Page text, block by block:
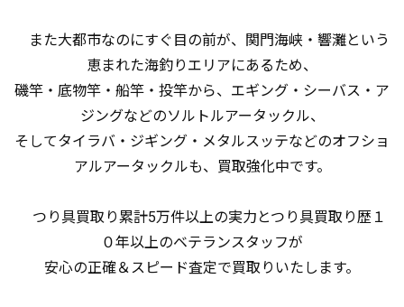
また大都市なのにすぐ目の前が、関門海峡・響灘という
恵まれた海釣りエリアにあるため、
磯竿・底物竿・船竿・投竿から、エギング・シーバス・ア
ジングなどのソルトルアータックル、
そしてタイラバ・ジギング・メタルスッテなどのオフショ
アルアータックルも、買取強化中です。
つり具買取り累計5万件以上の実力とつり具買取り歴１
０年以上のベテランスタッフが
安心の正確＆スピード査定で買取りいたします。